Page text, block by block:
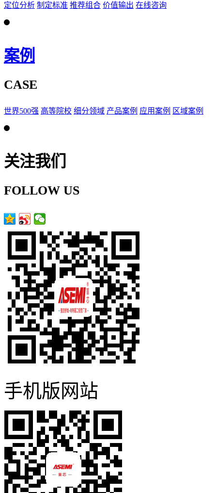
定位分析 制定标准 推荐组合 价值输出 在线咨询
案例
CASE
世界500强 高等院校 细分领域 产品案例 应用案例 区域案例
关注我们
FOLLOW US
手机版网站